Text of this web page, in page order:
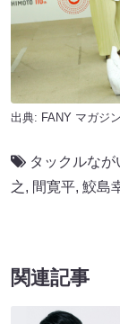
出典: FANY マガジン
タックルなが
之, 間寛平, 鮫島
関連記事